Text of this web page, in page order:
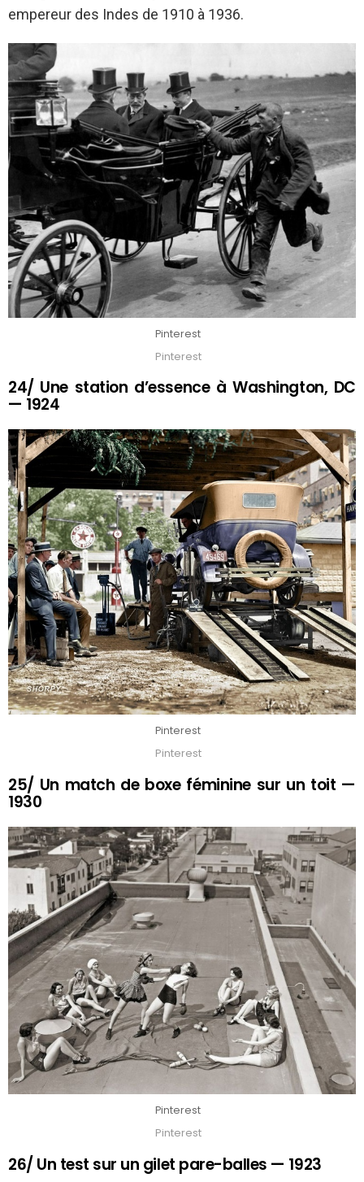
empereur des Indes de 1910 à 1936.
Pinterest
Pinterest
24/ Une station d’essence à Washington, DC
— 1924
Pinterest
Pinterest
25/ Un match de boxe féminine sur un toit —
1930
Pinterest
Pinterest
26/ Un test sur un gilet pare-balles — 1923